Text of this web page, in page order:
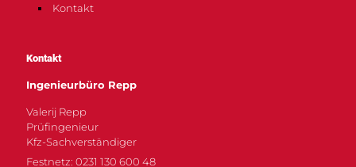
Kontakt
Kontakt
Ingenieurbüro Repp
Valerij Repp
Prüfingenieur
Kfz-Sachverständiger
Festnetz: 0231 130 600 48